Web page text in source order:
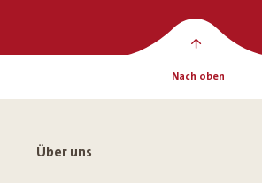
Nach oben
Über uns